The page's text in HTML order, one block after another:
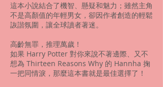
這本小說結合了機智、懸疑和魅力；雖然主角
不是高顏值的年輕男女，卻因作者創造的輕鬆
詼諧氛圍，讓全球讀者著迷。
高齡無罪，推理萬歲！
如果 Harry Potter 對你來說不著邊際、又不
想為 Thirteen Reasons Why 的 Hannha 掬
一把同情淚，那麼這本書就是最佳選擇了！